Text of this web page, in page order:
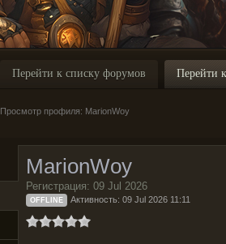
Перейти к списку форумов Перейти
Просмотр профиля: MarionWoy
MarionWoy
Регистрация: 09 Jul 2026
OFFLINE Активность: 09 Jul 2026 11:11